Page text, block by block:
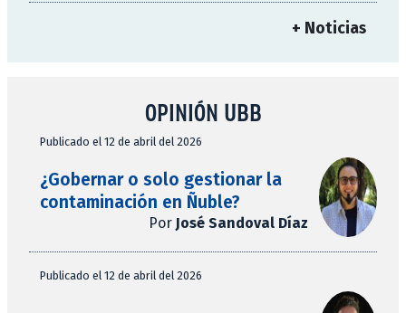
+ Noticias
OPINIÓN UBB
Publicado el 12 de abril del 2026
¿Gobernar o solo gestionar la
contaminación en Ñuble?
Por José Sandoval Díaz
Publicado el 12 de abril del 2026